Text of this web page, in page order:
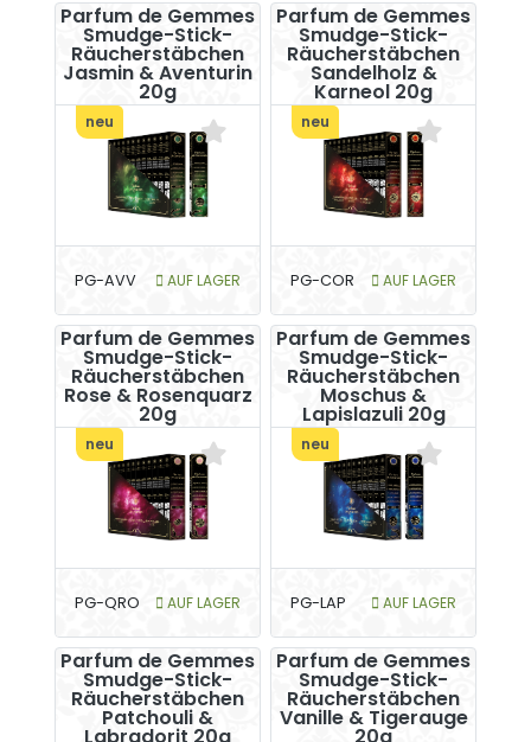
Parfum de Gemmes
Smudge-Stick-
Räucherstäbchen
Jasmin & Aventurin
20g
neu
PG-AVV AUF LAGER
Parfum de Gemmes
Smudge-Stick-
Räucherstäbchen
Sandelholz &
Karneol 20g
neu
PG-COR AUF LAGER
Parfum de Gemmes
Smudge-Stick-
Räucherstäbchen
Rose & Rosenquarz
20g
neu
PG-QRO AUF LAGER
Parfum de Gemmes
Smudge-Stick-
Räucherstäbchen
Moschus &
Lapislazuli 20g
neu
PG-LAP AUF LAGER
Parfum de Gemmes
Smudge-Stick-
Räucherstäbchen
Patchouli &
Parfum de Gemmes
Smudge-Stick-
Räucherstäbchen
Vanille & Tigerauge